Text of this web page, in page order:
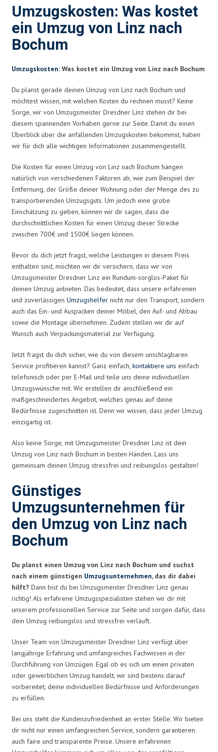
Umzugskosten: Was kostet
ein Umzug von Linz nach
Bochum
Umzugskosten: Was kostet ein Umzug von Linz nach Bochum
Du planst gerade deinen Umzug von Linz nach Bochum und
möchtest wissen, mit welchen Kosten du rechnen musst? Keine
Sorge, wir von Umzugsmeister Dresdner Linz stehen dir bei
diesem spannenden Vorhaben gerne zur Seite. Damit du einen
Überblick über die anfallenden Umzugskosten bekommst, haben
wir für dich alle wichtigen Informationen zusammengestellt.
Die Kosten für einen Umzug von Linz nach Bochum hängen
natürlich von verschiedenen Faktoren ab, wie zum Beispiel der
Entfernung, der Größe deiner Wohnung oder der Menge des zu
transportierenden Umzugsguts. Um jedoch eine grobe
Einschätzung zu geben, können wir dir sagen, dass die
durchschnittlichen Kosten für einen Umzug dieser Strecke
zwischen 700€ und 1500€ liegen können.
Bevor du dich jetzt fragst, welche Leistungen in diesem Preis
enthalten sind, möchten wir dir versichern, dass wir von
Umzugsmeister Dresdner Linz ein Rundum-sorglos-Paket für
deinen Umzug anbieten. Das bedeutet, dass unsere erfahrenen
und zuverlässigen Umzugshelfer nicht nur den Transport, sondern
auch das Ein- und Auspacken deiner Möbel, den Auf- und Abbau
sowie die Montage übernehmen. Zudem stellen wir dir auf
Wunsch auch Verpackungsmaterial zur Verfügung.
Jetzt fragst du dich sicher, wie du von diesem unschlagbaren
Service profitieren kannst? Ganz einfach, kontaktiere uns einfach
telefonisch oder per E-Mail und teile uns deine individuellen
Umzugswünsche mit. Wir erstellen dir anschließend ein
maßgeschneidertes Angebot, welches genau auf deine
Bedürfnisse zugeschnitten ist. Denn wir wissen, dass jeder Umzug
einzigartig ist.
Also keine Sorge, mit Umzugsmeister Dresdner Linz ist dein
Umzug von Linz nach Bochum in besten Händen. Lass uns
gemeinsam deinen Umzug stressfrei und reibungslos gestalten!
Günstiges
Umzugsunternehmen für
den Umzug von Linz nach
Bochum
Du planst einen Umzug von Linz nach Bochum und suchst
nach einem günstigen Umzugsunternehmen, das dir dabei
hilft? Dann bist du bei Umzugsmeister Dresdner Linz genau
richtig! Als erfahrene Umzugsspezialisten stehen wir dir mit
unserem professionellen Service zur Seite und sorgen dafür, dass
dein Umzug reibungslos und stressfrei verläuft.
Unser Team von Umzugsmeister Dresdner Linz verfügt über
langjährige Erfahrung und umfangreiches Fachwissen in der
Durchführung von Umzügen. Egal ob es sich um einen privaten
oder gewerblichen Umzug handelt, wir sind bestens darauf
vorbereitet, deine individuellen Bedürfnisse und Anforderungen
zu erfüllen.
Bei uns steht die Kundenzufriedenheit an erster Stelle. Wir bieten
dir nicht nur einen umfangreichen Service, sondern garantieren
auch faire und transparente Preise. Unsere erfahrenen